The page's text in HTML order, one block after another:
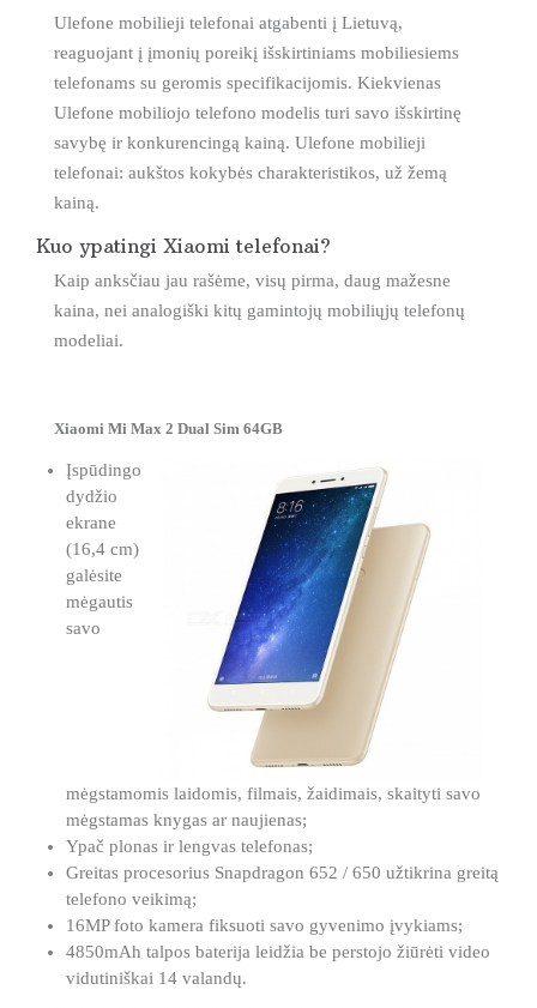
Ulefone mobilieji telefonai atgabenti į Lietuvą,
reaguojant į įmonių poreikį išskirtiniams mobiliesiems
telefonams su geromis specifikacijomis. Kiekvienas
Ulefone mobiliojo telefono modelis turi savo išskirtinę
savybę ir konkurencingą kainą. Ulefone mobilieji
telefonai: aukštos kokybės charakteristikos, už žemą
kainą.
Kuo ypatingi Xiaomi telefonai?
Kaip anksčiau jau rašėme, visų pirma, daug mažesne
kaina, nei analogiški kitų gamintojų mobiliųjų telefonų
modeliai.
Xiaomi Mi Max 2 Dual Sim 64GB
Įspūdingo
dydžio
ekrane
(16,4 cm)
galėsite
mėgautis
savo
mėgstamomis laidomis, filmais, žaidimais, skaityti savo
mėgstamas knygas ar naujienas;
Ypač plonas ir lengvas telefonas;
Greitas procesorius Snapdragon 652 / 650 užtikrina greitą
telefono veikimą;
16MP foto kamera fiksuoti savo gyvenimo įvykiams;
4850mAh talpos baterija leidžia be perstojo žiūrėti video
vidutiniškai 14 valandų.